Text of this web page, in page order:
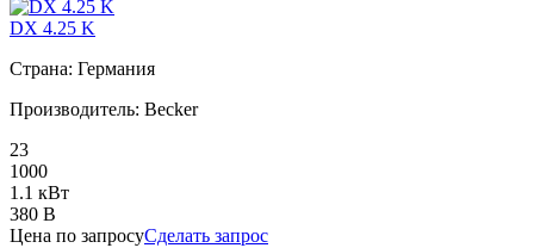
DX 4.25 K
Страна: Германия
Производитель: Becker
23
1000
1.1 кВт
380 В
Цена по запросуСделать запрос